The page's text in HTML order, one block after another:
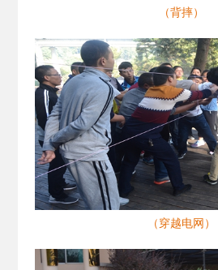
（背摔）
（穿越电网）